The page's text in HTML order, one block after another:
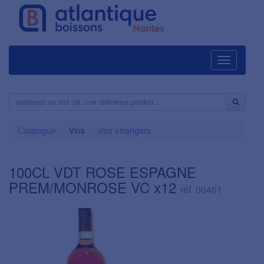
Navigation
Catalogue Vins vins etrangers
100CL VDT ROSE ESPAGNE
PREM/MONROSE VC x12 réf. 00461